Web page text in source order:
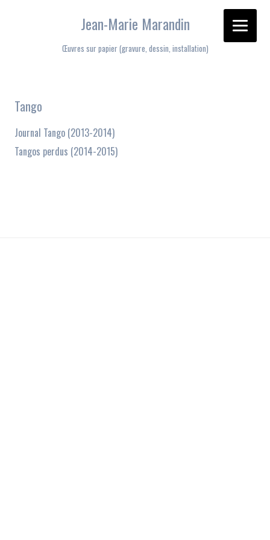
Jean-Marie Marandin
Œuvres sur papier (gravure, dessin, installation)
Tango
Journal Tango (2013-2014)
Tangos perdus (2014-2015)